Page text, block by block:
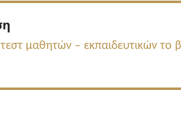
δημοσίευση:
μαθητών – εκπαιδευτικών το